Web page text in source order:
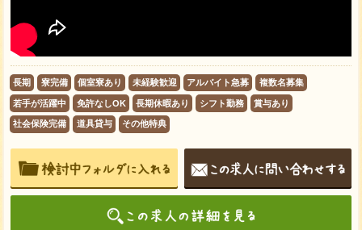
長期 寮完備 個室寮あり 未経験歓迎 アルバイト急募 複数名募集
若手が活躍中 免許なしOK 長期休暇あり シフト勤務 賞与あり
社会保険完備 道具貸与 その他特典